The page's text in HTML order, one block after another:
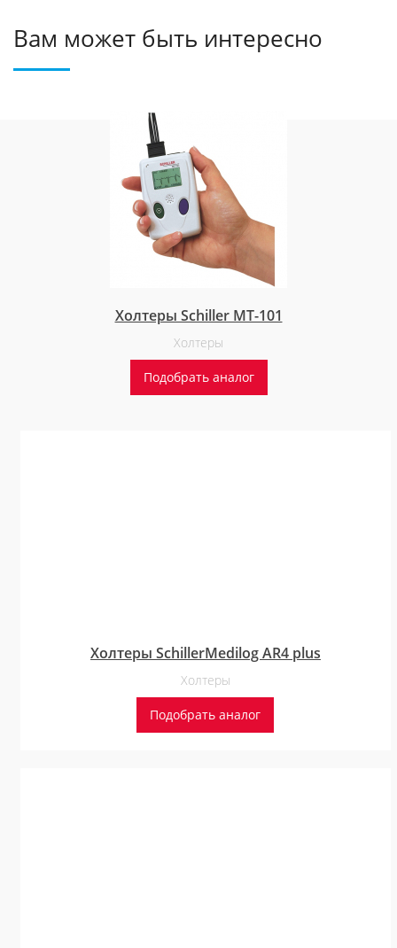
Вам может быть интересно
Холтеры Schiller MT-101
Холтеры
Подобрать аналог
Холтеры SchillerMedilog AR4 plus
Холтеры
Подобрать аналог